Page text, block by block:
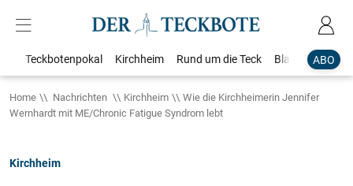
ABO
Teckbotenpokal Kirchheim Rund um die Teck Blaulicht
Home Nachrichten Kirchheim
Wie die Kirchheimerin Jennifer
Wernhardt mit ME/Chronic Fatigue Syndrom lebt
Kirchheim